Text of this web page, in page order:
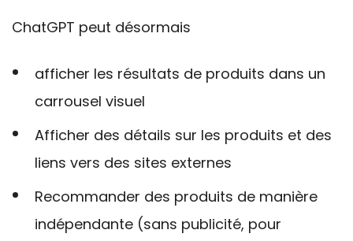
ChatGPT peut désormais
afficher les résultats de produits dans un
carrousel visuel
Afficher des détails sur les produits et des
liens vers des sites externes
Recommander des produits de manière
indépendante (sans publicité, pour